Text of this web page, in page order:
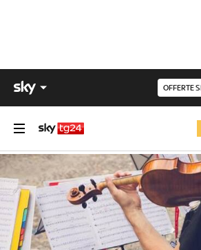
OFFERTE